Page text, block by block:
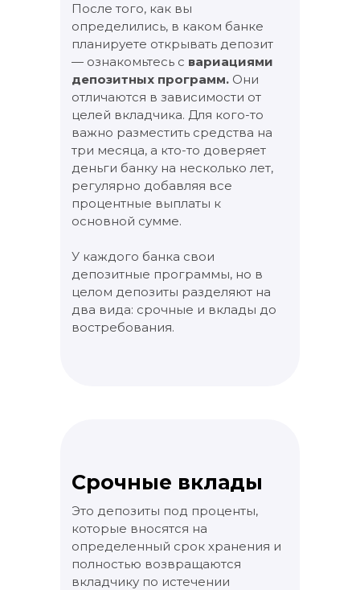
После того, как вы
определились, в каком банке
планируете открывать депозит
— ознакомьтесь с вариациями
депозитных программ. Они
отличаются в зависимости от
целей вкладчика. Для кого-то
важно разместить средства на
три месяца, а кто-то доверяет
деньги банку на несколько лет,
регулярно добавляя все
процентные выплаты к
основной сумме.
У каждого банка свои
депозитные программы, но в
целом депозиты разделяют на
два вида: срочные и вклады до
востребования.
Срочные вклады
Это депозиты под проценты,
которые вносятся на
определенный срок хранения и
полностью возвращаются
вкладчику по истечении